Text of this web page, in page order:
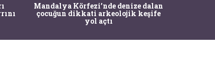
Mandalya Körfezi’nde denize dalan
çocuğun dikkati arkeolojik keşife
yol açtı